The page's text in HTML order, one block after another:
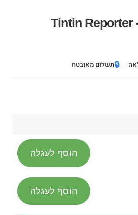
Tintin Reporter
🔒תשלום מאובטח
הוסף לעגלה
הוסף לעגלה